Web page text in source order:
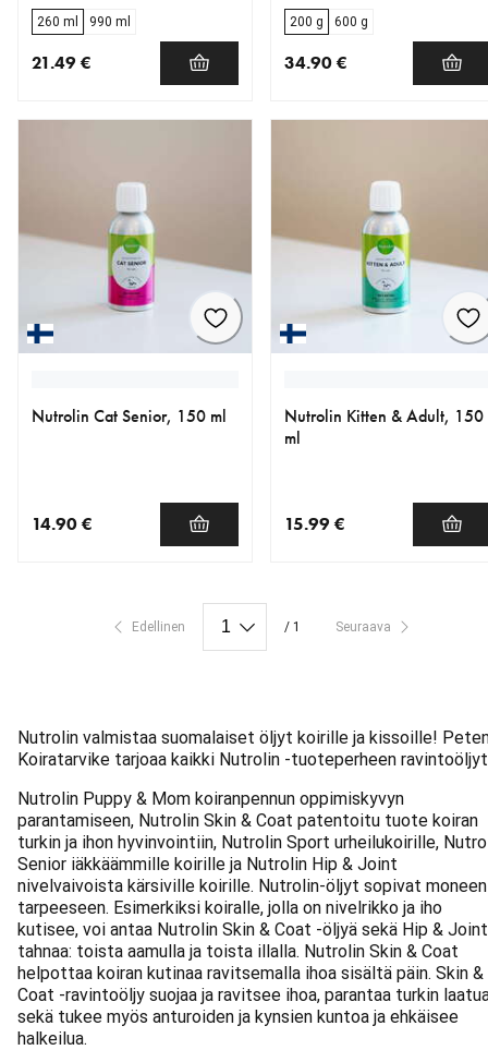
260 ml 990 ml
21.49 €
200 g 600 g
34.90 €
Nutrolin Cat Senior, 150 ml
14.90 €
Nutrolin Kitten & Adult, 150
ml
15.99 €
Edellinen / 1 Seuraava
Nutrolin valmistaa suomalaiset öljyt koirille ja kissoille!
Koiratarvike tarjoaa kaikki Nutrolin -tuoteperheen
Nutrolin Puppy & Mom koiranpennun oppimiskyvyn
parantamiseen, Nutrolin Skin & Coat patentoitu tuote koiran
turkin ja ihon hyvinvointiin, Nutrolin Sport urheilukoirille,
Senior iäkkäämmille koirille ja Nutrolin Hip & Joint
nivelvaivoista kärsiville koirille. Nutrolin-öljyt sopivat moneen
tarpeeseen. Esimerkiksi koiralle, jolla on nivelrikko ja iho
kutisee, voi antaa Nutrolin Skin & Coat -öljyä sekä Hip &
tahnaa: toista aamulla ja toista illalla. Nutrolin Skin & Coat
helpottaa koiran kutinaa ravitsemalla ihoa sisältä päin. Skin &
Coat -ravintoöljy suojaa ja ravitsee ihoa, parantaa turkin
sekä tukee myös anturoiden ja kynsien kuntoa ja ehkäisee
halkeilua.